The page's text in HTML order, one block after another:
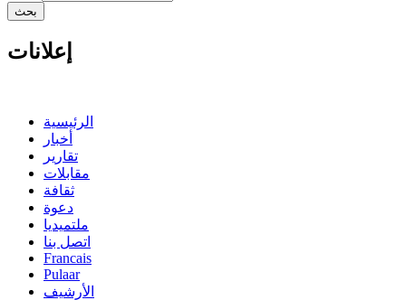
إعلانات
الرئيسية
أخبار
تقارير
مقابلات
ثقافة
دعوة
ملتميديا
اتصل بنا
Francais
Pulaar
الأرشيف